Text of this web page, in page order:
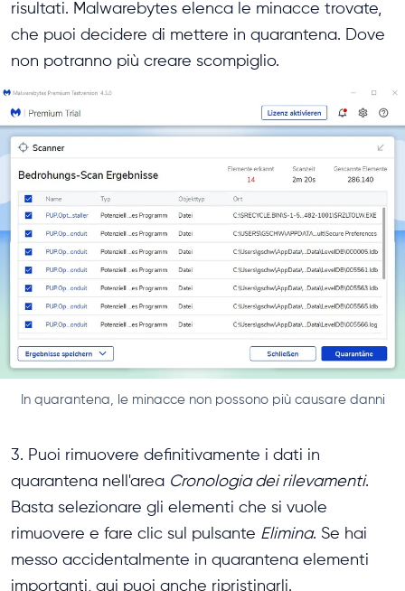
risultati. Malwarebytes elenca le minacce trovate,
che puoi decidere di mettere in quarantena. Dove
non potranno più creare scompiglio.
In quarantena, le minacce non possono più causare danni
3. Puoi rimuovere definitivamente i dati in
quarantena nell'area Cronologia dei rilevamenti.
Basta selezionare gli elementi che si vuole
rimuovere e fare clic sul pulsante Elimina. Se hai
messo accidentalmente in quarantena elementi
importanti, qui puoi anche ripristinarli.